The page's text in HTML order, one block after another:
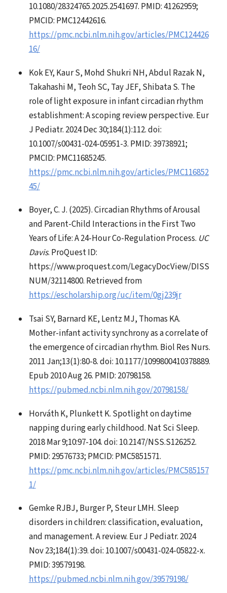
10.1080/28324765.2025.2541697. PMID: 41262959;
PMCID: PMC12442616.
https://pmc.ncbi.nlm.nih.gov/articles/PMC124426
16/
Kok EY, Kaur S, Mohd Shukri NH, Abdul Razak N,
Takahashi M, Teoh SC, Tay JEF, Shibata S. The
role of light exposure in infant circadian rhythm
establishment: A scoping review perspective. Eur
J Pediatr. 2024 Dec 30;184(1):112. doi:
10.1007/s00431-024-05951-3. PMID: 39738921;
PMCID: PMC11685245.
https://pmc.ncbi.nlm.nih.gov/articles/PMC116852
45/
Boyer, C. J. (2025). Circadian Rhythms of Arousal
and Parent-Child Interactions in the First Two
Years of Life: A 24-Hour Co-Regulation Process. UC
Davis. ProQuest ID:
https://www.proquest.com/LegacyDocView/DISS
NUM/32114800. Retrieved from
https://escholarship.org/uc/item/0gj239jr
Tsai SY, Barnard KE, Lentz MJ, Thomas KA.
Mother-infant activity synchrony as a correlate of
the emergence of circadian rhythm. Biol Res Nurs.
2011 Jan;13(1):80-8. doi: 10.1177/1099800410378889.
Epub 2010 Aug 26. PMID: 20798158.
https://pubmed.ncbi.nlm.nih.gov/20798158/
Horváth K, Plunkett K. Spotlight on daytime
napping during early childhood. Nat Sci Sleep.
2018 Mar 9;10:97-104. doi: 10.2147/NSS.S126252.
PMID: 29576733; PMCID: PMC5851571.
https://pmc.ncbi.nlm.nih.gov/articles/PMC585157
1/
Gemke RJBJ, Burger P, Steur LMH. Sleep
disorders in children: classification, evaluation,
and management. A review. Eur J Pediatr. 2024
Nov 23;184(1):39. doi: 10.1007/s00431-024-05822-x.
PMID: 39579198.
https://pubmed.ncbi.nlm.nih.gov/39579198/